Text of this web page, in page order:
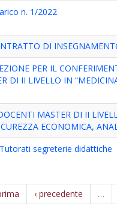
n. 1/2022
DI
PER IL
DI II LIVELLO IN
MASTER DI II
ECONOMICA,
segreterie didattiche
‹ precedente …